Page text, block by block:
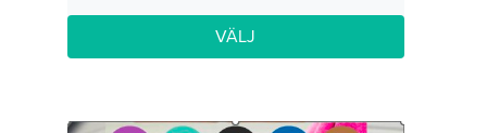
VÄLJ